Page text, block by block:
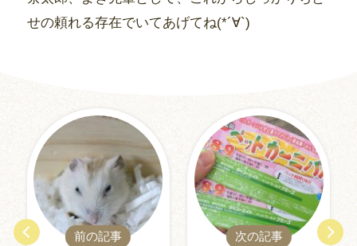
せの頼れる存在でいてあげてね(*´∀`)
前の記事 次の記事